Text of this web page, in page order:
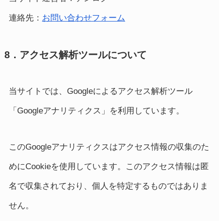
連絡先： お問い合わせフォーム
8．アクセス解析ツールについて
当サイトでは、Googleによるアクセス解析ツール
「Googleアナリティクス」を利用しています。
このGoogleアナリティクスはアクセス情報の収集のた
めにCookieを使用しています。このアクセス情報は匿
名で収集されており、個人を特定するものではありま
せん。